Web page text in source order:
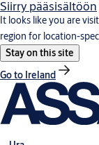
Siirry pääsisältöön
It looks like you are
region for location-
Stay on this site
Go to Ireland